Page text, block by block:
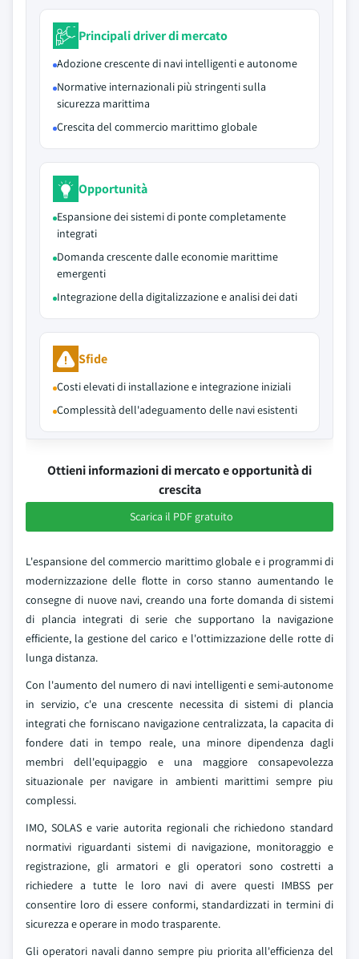
Principali driver di mercato
Adozione crescente di navi intelligenti e autonome
Normative internazionali più stringenti sulla
sicurezza marittima
Crescita del commercio marittimo globale
Opportunità
Espansione dei sistemi di ponte completamente
integrati
Domanda crescente dalle economie marittime
emergenti
Integrazione della digitalizzazione e analisi dei dati
Sfide
Costi elevati di installazione e integrazione iniziali
Complessità dell'adeguamento delle navi esistenti
Ottieni informazioni di mercato e opportunità di
crescita
Scarica il PDF gratuito
L'espansione del commercio marittimo globale e i programmi di
modernizzazione delle flotte in corso stanno aumentando le
consegne di nuove navi, creando una forte domanda di sistemi
di plancia integrati di serie che supportano la navigazione
efficiente, la gestione del carico e l'ottimizzazione delle rotte di
lunga distanza.
Con l'aumento del numero di navi intelligenti e semi-autonome
in servizio, c'e una crescente necessita di sistemi di plancia
integrati che forniscano navigazione centralizzata, la capacita di
fondere dati in tempo reale, una minore dipendenza dagli
membri dell'equipaggio e una maggiore consapevolezza
situazionale per navigare in ambienti marittimi sempre piu
complessi.
IMO, SOLAS e varie autorita regionali che richiedono standard
normativi riguardanti sistemi di navigazione, monitoraggio e
registrazione, gli armatori e gli operatori sono costretti a
richiedere a tutte le loro navi di avere questi IMBSS per
consentire loro di essere conformi, standardizzati in termini di
sicurezza e operare in modo trasparente.
Gli operatori navali danno sempre piu priorita all'efficienza del